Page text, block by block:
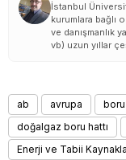
İstanbul
kurumlara bağlı
ve danışmanlık
vb) uzun yıllar
ab avrupa boru
doğalgaz boru hattı
Enerji ve Tabii